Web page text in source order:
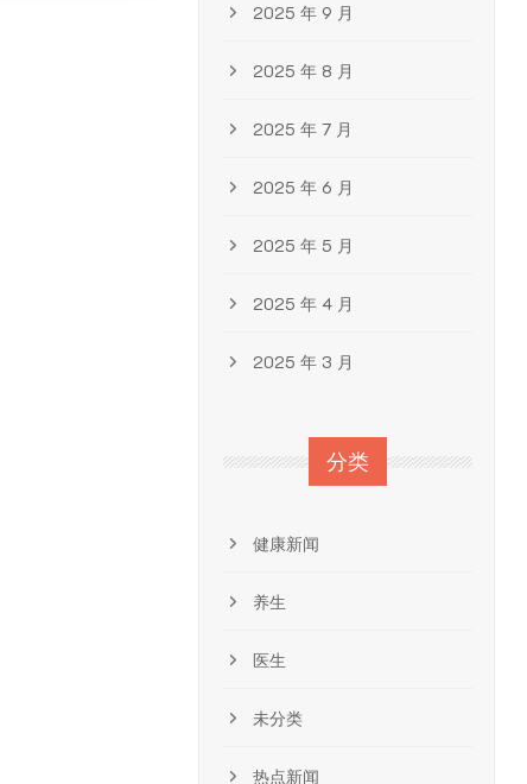
2025 年 9 月
2025 年 8 月
2025 年 7 月
2025 年 6 月
2025 年 5 月
2025 年 4 月
2025 年 3 月
分类
健康新闻
养生
医生
未分类
热点新闻